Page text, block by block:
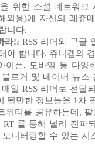
위한 소셜 네트워크
외용)에 자신의 레쥬
니다.
라!: RSS 리더와 구글
야 합니다. 쥬니캡의
이폰, 모바일 등 다양
블로거 및 네이버 뉴스
매일 RSS 리더로 전달
될만한 정보들을 1 차
위터를 공유하는데 ,
RT 를 통해 널리 전파
니터링할 수 있는 시